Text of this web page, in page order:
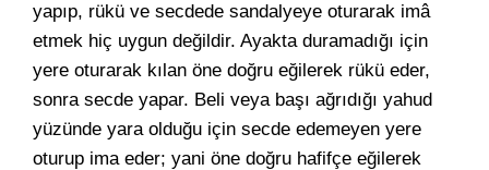
yapıp, rükü ve secdede sandalyeye oturarak imâ
etmek hiç uygun değildir. Ayakta duramadığı için
yere oturarak kılan öne doğru eğilerek rükü eder,
sonra secde yapar. Beli veya başı ağrıdığı yahud
yüzünde yara olduğu için secde edemeyen yere
oturup ima eder; yani öne doğru hafifçe eğilerek